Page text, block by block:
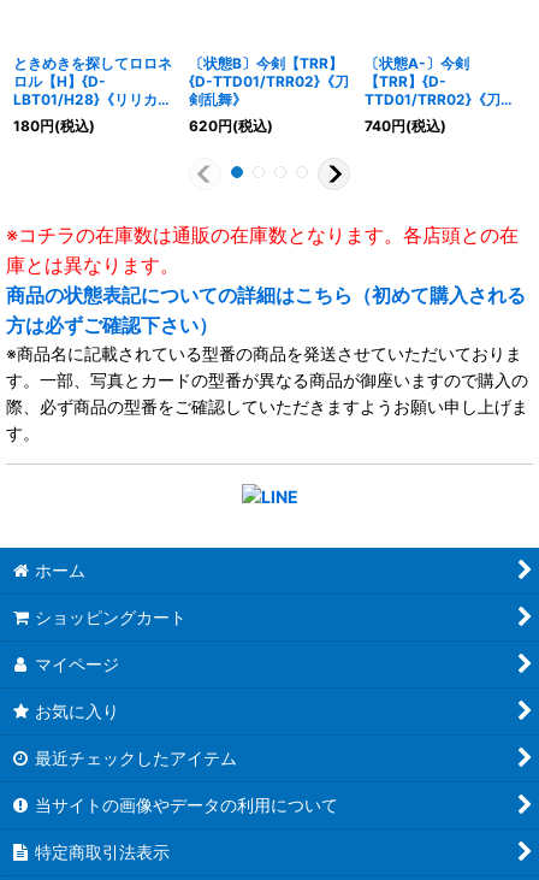
ときめきを探してロロネ
ロル【H】{D-
LBT01/H28}《リリカル
モナステリオ》
180円(税込)
〔状態B〕今剣【TRR】
{D-TTD01/TRR02}《刀
剣乱舞》
620円(税込)
〔状態A-〕今剣
【TRR】{D-
TTD01/TRR02}《刀剣
乱舞》
740円(税込)
※コチラの在庫数は通販の在庫数となります。各店頭との在
庫とは異なります。
商品の状態表記についての詳細はこちら（初めて購入される
方は必ずご確認下さい）
※商品名に記載されている型番の商品を発送させていただいておりま
す。一部、写真とカードの型番が異なる商品が御座いますので購入の
際、必ず商品の型番をご確認していただきますようお願い申し上げま
す。
ホーム
ショッピングカート
マイページ
お気に入り
最近チェックしたアイテム
当サイトの画像やデータの利用について
特定商取引法表示